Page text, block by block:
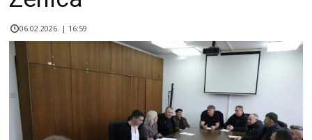
06.02.2026. | 16:59